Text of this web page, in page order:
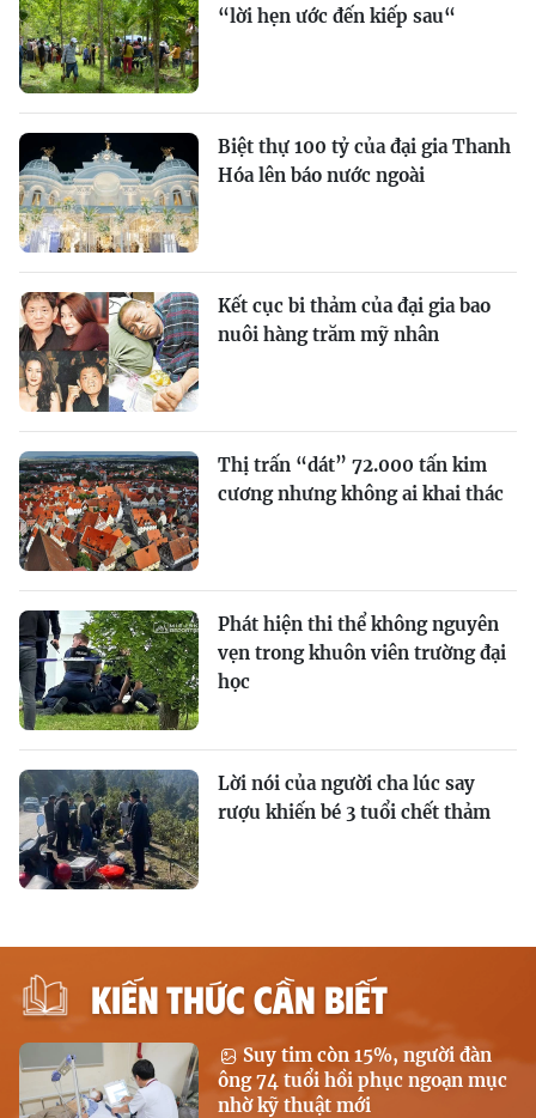
“lời hẹn ước đến kiếp sau“
Biệt thự 100 tỷ của đại gia Thanh
Hóa lên báo nước ngoài
Kết cục bi thảm của đại gia bao
nuôi hàng trăm mỹ nhân
Thị trấn “dát” 72.000 tấn kim
cương nhưng không ai khai thác
Phát hiện thi thể không nguyên
vẹn trong khuôn viên trường đại
học
Lời nói của người cha lúc say
rượu khiến bé 3 tuổi chết thảm
KIẾN THỨC CẦN BIẾT
Suy tim còn 15%, người đàn
ông 74 tuổi hồi phục ngoạn mục
nhờ kỹ thuật mới